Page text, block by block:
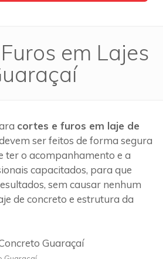
em Lajes
cortes e furos em laje de
ser feitos de forma segura
ter o acompanhamento e a
capacitados, para que
sem causar nenhum
de concreto e estrutura da